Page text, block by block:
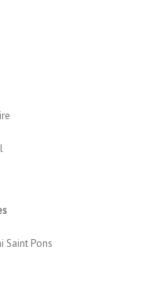
Saint Pons